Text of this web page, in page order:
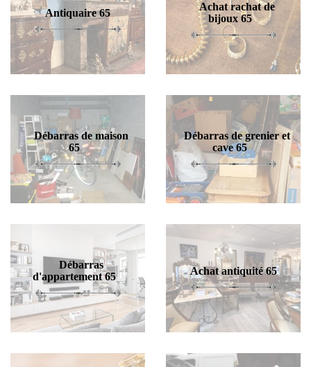
Antiquaire 65
Achat rachat de
bijoux 65
Débarras de maison
65
Débarras de grenier et
cave 65
Débarras
d'appartement 65
Achat antiquité 65